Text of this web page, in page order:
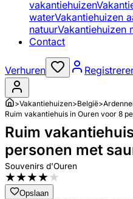
vakantiehuizen
waterVakantiehuizen
natuurVakantiehuizen
Contact
Verhuren
>Vakantiehuizen>België>
Ruim vakantiehuis in Ouren voor 8
Ruim
personen met
Souvenirs d'Ouren
★★★★★
Opslaan